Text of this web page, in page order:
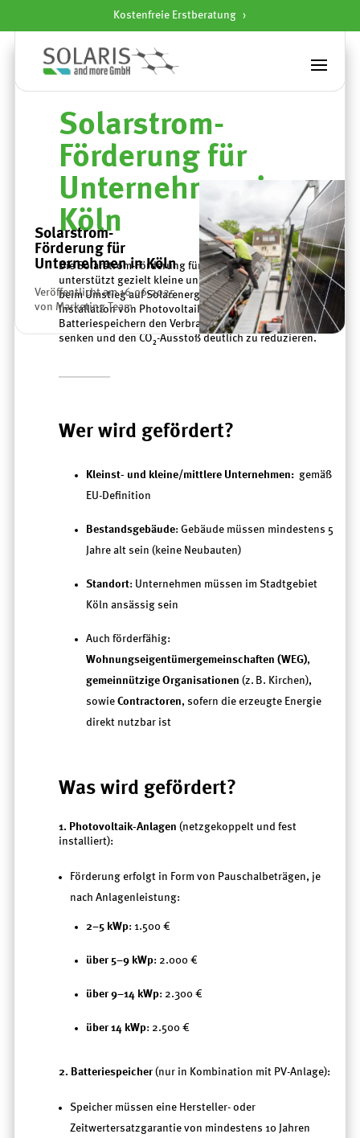
Kostenfreie Erstberatung
Solarstrom-Förderung für Unternehmen in Köln
Solarstrom-
Förderung für
Unternehmen in Köln
Veröffentlicht am 16.06.2025
von Marketing Team
Solarstrom-
Förderung für
Unternehmen in
Köln
Die Solarstrom-Förderung für Unternehmen in Köln
unterstützt gezielt kleine und mittlere Unternehmen
beim Umstieg auf Solarenergie. Ziel ist es, durch die
Installation von Photovoltaik-Anlagen und
Batteriespeichern den Verbrauch fossiler Energien zu
senken und den CO₂-Ausstoß deutlich zu reduzieren.
Wer wird gefördert?
Kleinst- und kleine/mittlere Unternehmen: gemäß
EU-Definition
Bestandsgebäude: Gebäude müssen mindestens 5
Jahre alt sein (keine Neubauten)
Standort: Unternehmen müssen im Stadtgebiet
Köln ansässig sein
Auch förderfähig:
Wohnungseigentümergemeinschaften (WEG),
gemeinnützige Organisationen (z. B. Kirchen),
sowie Contractoren, sofern die erzeugte Energie
direkt nutzbar ist
Was wird gefördert?
1. Photovoltaik-Anlagen (netzgekoppelt und fest
installiert):
Förderung erfolgt in Form von Pauschalbeträgen, je
nach Anlagenleistung:
2–5 kWp: 1.500 €
über 5–9 kWp: 2.000 €
über 9–14 kWp: 2.300 €
über 14 kWp: 2.500 €
2. Batteriespeicher(nur in Kombination mit PV-Anlage):
Speicher müssen eine Hersteller- oder
Zeitwertersatzgarantie von mindestens 10 Jahren